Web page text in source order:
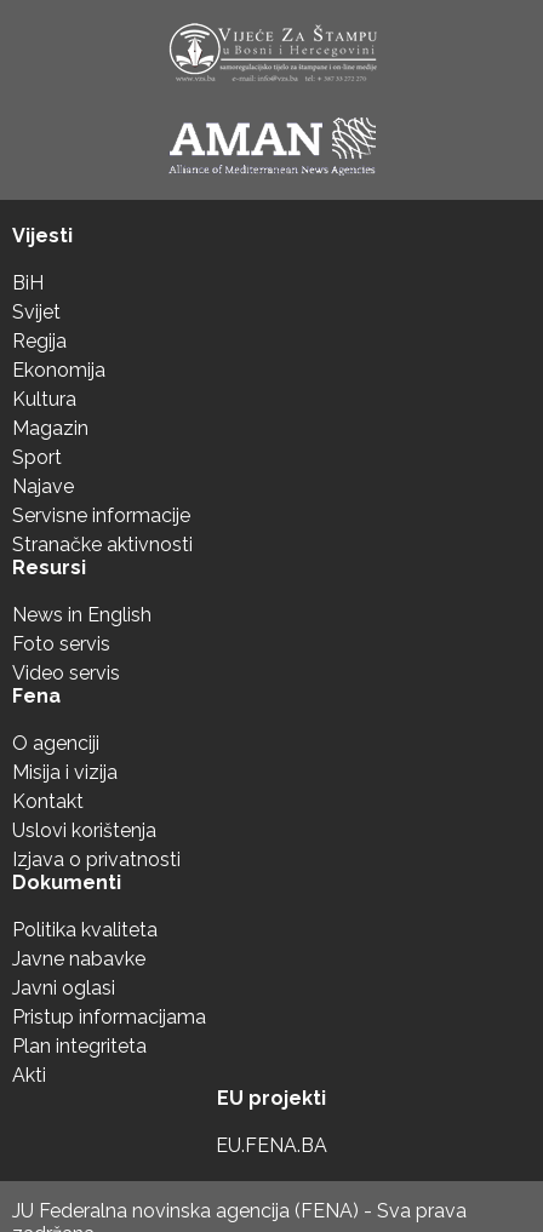
Vijesti
BiH
Svijet
Regija
Ekonomija
Kultura
Magazin
Sport
Najave
Servisne informacije
Stranačke aktivnosti
Resursi
News in English
Foto servis
Video servis
Fena
O agenciji
Misija i vizija
Kontakt
Uslovi korištenja
Izjava o privatnosti
Dokumenti
Politika kvaliteta
Javne nabavke
Javni oglasi
Pristup informacijama
Plan integriteta
Akti
EU projekti
EU.FENA.BA
JU Federalna novinska agencija (FENA) - Sva prava